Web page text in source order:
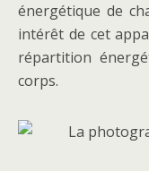
énergétique de
intérêt de cet
répartition
corps.